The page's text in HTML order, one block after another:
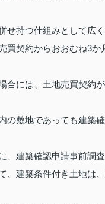
持つ仕組みとして広く
買契約からおおむね3
合には、土地売買契約
の敷地であっても建築
建築確認申請事前調
、建築条件付き土地は